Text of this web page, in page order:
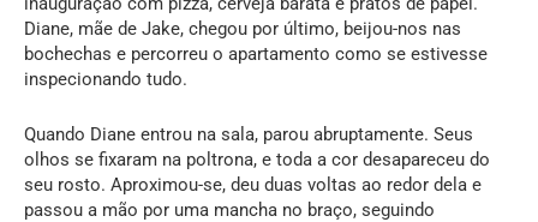
Diane, mãe de Jake, chegou por último, beijou-nos nas
bochechas e percorreu o apartamento como se estivesse
inspecionando tudo.
Quando Diane entrou na sala, parou abruptamente. Seus
olhos se fixaram na poltrona, e toda a cor desapareceu do
seu rosto. Aproximou-se, deu duas voltas ao redor dela e
passou a mão por uma mancha no braço, seguindo